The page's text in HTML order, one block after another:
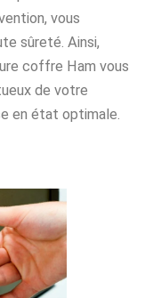
vous
sûreté. Ainsi,
coffre Ham vous
de votre
en état optimale.